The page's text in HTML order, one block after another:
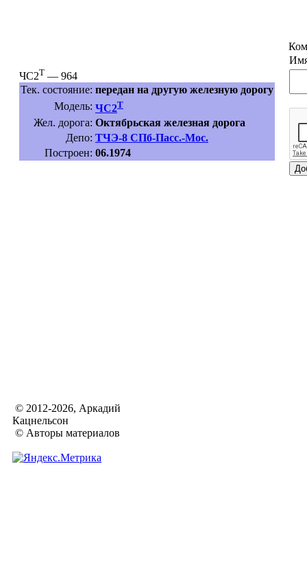
ЧС2Т — 964
Тек. состояние: передан на другую железную дорогу
Модель: ЧС2Т
Жел. дорога: Октябрьская железная дорога
Депо: ТЧЭ-8 СПб-Пасс.-Мос.
Построен: 06.1974
© 2012-2026, Аркадий
Кацнельсон
© Авторы материалов